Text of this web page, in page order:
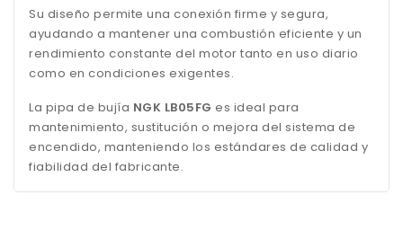
Su diseño permite una conexión firme y segura,
ayudando a mantener una combustión eficiente y un
rendimiento constante del motor tanto en uso diario
como en condiciones exigentes.
La pipa de bujía NGK LB05FG es ideal para
mantenimiento, sustitución o mejora del sistema de
encendido, manteniendo los estándares de calidad y
fiabilidad del fabricante.